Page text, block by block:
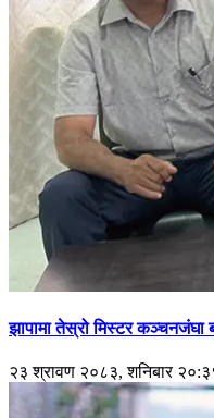
झापामा तेस्रो मिस्टर कञ्चनजंघा
२३ श्रावण २०८३, शनिबार